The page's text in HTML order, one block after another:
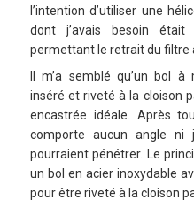
l’intention d’utiliser une
dont j’avais besoin
permettant le retrait du filtre
Il m’a semblé qu’un bol
inséré et riveté à la cloison
encastrée idéale. Après
comporte aucun angle ni
pourraient pénétrer. Le
un bol en acier inoxydable
pour être riveté à la cloison